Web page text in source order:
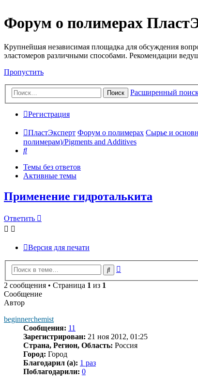
Форум о полимерах
Крупнейшая независимая площадка для обсуждения
эластомеров различными способами. Рекомендации
Пропустить
Поиск Расширенный
Регистрация
ПластЭксперт Форум о полимерах Сырье и
полимерам)/Pigments and Additives
Поиск
Темы без ответов
Активные темы
Применение гидроталькита
Ответить
Версия для печати
Поиск
2 сообщения • Страница 1 из 1
Сообщение
Автор
beginnerchemist
Сообщения: 11
Зарегистрирован: 21 ноя 2012, 01:25
Страна, Регион, Область: Россия
Город: Город
Благодарил (а): 1 раз
Поблагодарили: 0